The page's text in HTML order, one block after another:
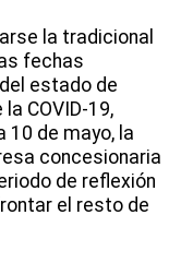
la tradicional
fechas
estado de
COVID-19,
10 de mayo, la
concesionaria
de reflexión
el resto de